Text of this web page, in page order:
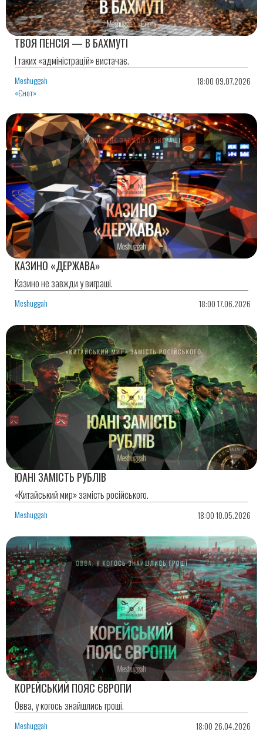
ТВОЯ ПЕНСІЯ — В БАХМУТІ
І таких «адміністрацій» вистачає.
Meshuggah
«Єнот»
18:00 09.07.2026
КАЗИНО «ДЕРЖАВА»
Казино не завжди у виграші.
Meshuggah 18:00 17.06.2026
ЮАНІ ЗАМІСТЬ РУБЛІВ
«Китайський мир» замість російського.
Meshuggah 18:00 10.05.2026
КОРЕЙСЬКИЙ ПОЯС ЄВРОПИ
Овва, у когось знайшлись гроші.
Meshuggah 18:00 26.04.2026